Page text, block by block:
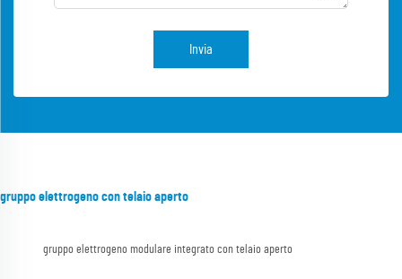
Invia
gruppo elettrogeno con telaio aperto
gruppo elettrogeno modulare integrato con telaio aperto